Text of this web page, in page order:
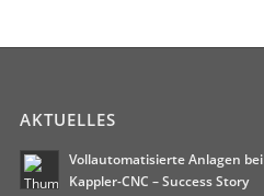
AKTUELLES
Vollautomatisierte Anlagen bei
Kappler-CNC – Success Story